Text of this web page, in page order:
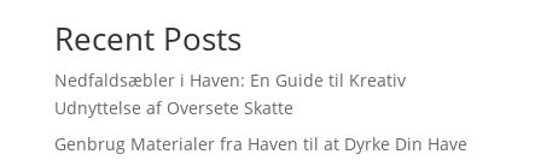
Recent Posts
Nedfaldsæbler i Haven: En Guide til Kreativ
Udnyttelse af Oversete Skatte
Genbrug Materialer fra Haven til at Dyrke Din Have